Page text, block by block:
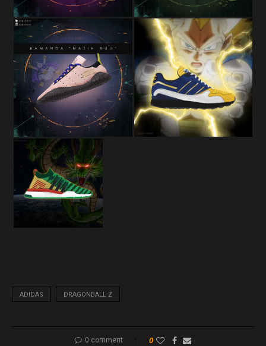
ADIDAS DRAGONBALL Z
0 comment 0